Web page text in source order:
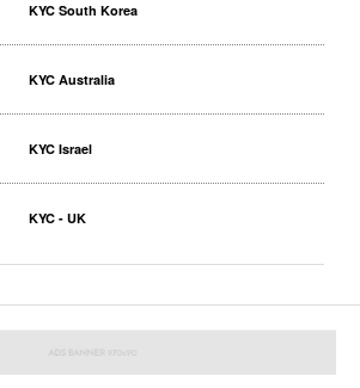
KYC South Korea
KYC Australia
KYC Israel
KYC - UK